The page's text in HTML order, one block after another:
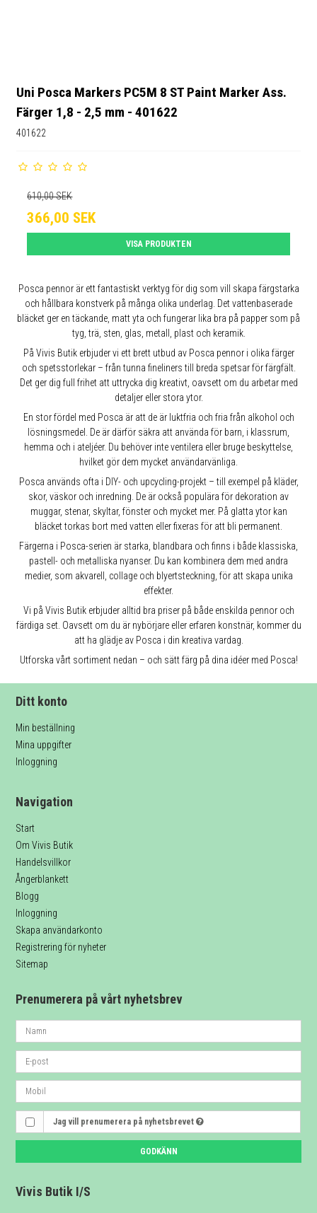
Uni Posca Markers PC5M 8 ST Paint Marker Ass.
Färger 1,8 - 2,5 mm - 401622
401622
610,00 SEK
366,00 SEK
VISA PRODUKTEN
Posca pennor är ett fantastiskt verktyg för dig som vill skapa färgstarka
och hållbara konstverk på många olika underlag. Det vattenbaserade
bläcket ger en täckande, matt yta och fungerar lika bra på papper som på
tyg, trä, sten, glas, metall, plast och keramik.
På Vivis Butik erbjuder vi ett brett utbud av Posca pennor i olika färger
och spetsstorlekar – från tunna fineliners till breda spetsar för färgfält.
Det ger dig full frihet att uttrycka dig kreativt, oavsett om du arbetar med
detaljer eller stora ytor.
En stor fördel med Posca är att de är luktfria och fria från alkohol och
lösningsmedel. De är därför säkra att använda för barn, i klassrum,
hemma och i ateljéer. Du behöver inte ventilera eller bruge beskyttelse,
hvilket gör dem mycket användarvänliga.
Posca används ofta i DIY- och upcycling-projekt – till exempel på kläder,
skor, väskor och inredning. De är också populära för dekoration av
muggar, stenar, skyltar, fönster och mycket mer. På glatta ytor kan
bläcket torkas bort med vatten eller fixeras för att bli permanent.
Färgerna i Posca-serien är starka, blandbara och finns i både klassiska,
pastell- och metalliska nyanser. Du kan kombinera dem med andra
medier, som akvarell, collage och blyertsteckning, för att skapa unika
effekter.
Vi på Vivis Butik erbjuder alltid bra priser på både enskilda pennor och
färdiga set. Oavsett om du är nybörjare eller erfaren konstnär, kommer du
att ha glädje av Posca i din kreativa vardag.
Utforska vårt sortiment nedan – och sätt färg på dina idéer med Posca!
Ditt konto
Min beställning
Mina uppgifter
Inloggning
Navigation
Start
Om Vivis Butik
Handelsvillkor
Ångerblankett
Blogg
Inloggning
Skapa användarkonto
Registrering för nyheter
Sitemap
Prenumerera på vårt nyhetsbrev
Jag vill prenumerera på nyhetsbrevet
GODKÄNN
Vivis Butik I/S